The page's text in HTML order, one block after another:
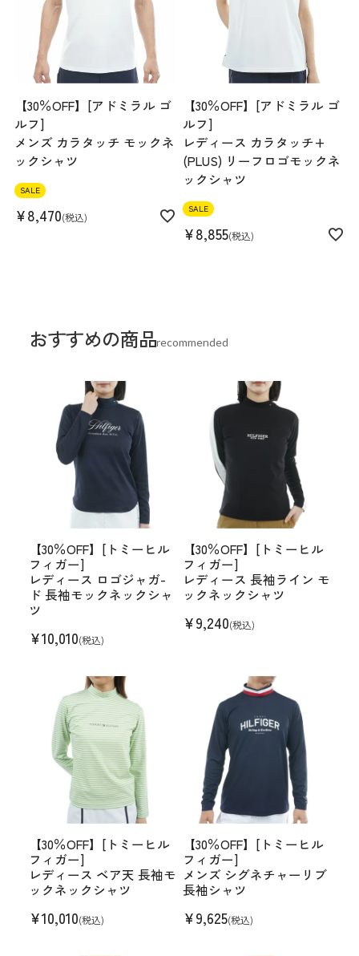
【30％OFF】[アドミラル ゴ
ルフ]
メンズ カラタッチ モックネ
ックシャツ
SALE
¥8,470 税込
【30％OFF】[アドミラル ゴ
ルフ]
レディース カラタッチ+
(PLUS) リーフロゴモックネ
ックシャツ
SALE
¥8,855 税込
おすすめの商品recommended
【30％OFF】[トミーヒル
フィガー]
レディース ロゴジャガ-
ド 長袖モックネックシャ
ツ
¥10,010(税込)
【30％OFF】[トミーヒル
フィガー]
レディース 長袖ライン モ
ックネックシャツ
¥9,240(税込)
【30％OFF】[トミーヒル
フィガー]
レディース ベア天 長袖モ
ックネックシャツ
¥10,010(税込)
【30％OFF】[トミーヒル
フィガー]
メンズ シグネチャーリブ
長袖シャツ
¥9,625(税込)